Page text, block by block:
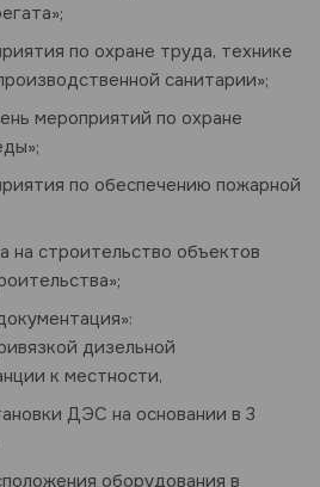
по охране труда, технике
санитарии»;
мероприятий по охране
по обеспечению пожарной
на строительство объектов
дизельной
к местности,
ДЭС на основании в 3
оборудования в